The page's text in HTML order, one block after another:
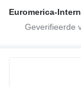
Euromerica-